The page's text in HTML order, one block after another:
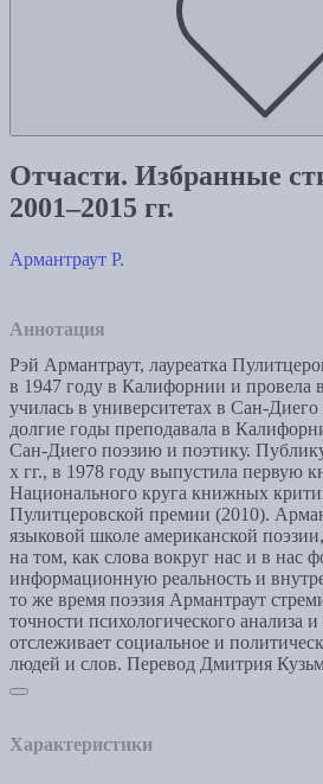
Отчасти. Избранные
2001–2015 гг.
Армантраут Р.
Аннотация
Рэй Армантраут, лауреатка
в 1947 году в Калифорнии и провела
училась в университетах в Сан-
долгие годы преподавала в
Сан-Диего поэзию и поэтику.
х гг., в 1978 году выпустила первую
Национального круга книжных
Пулитцеровской премии (2010).
языковой школе американской
на том, как слова вокруг нас и в нас
информационную реальность и
то же время поэзия Армантраут
точности психологического анализа
отслеживает социальное и
людей и слов. Перевод Дмитрия
Характеристики